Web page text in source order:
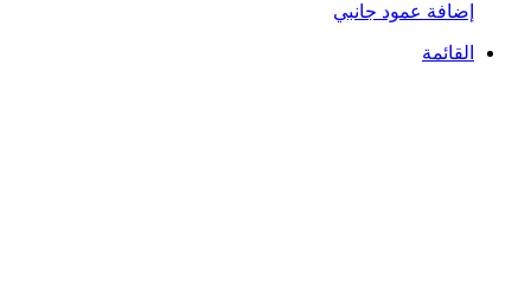
إضافة عمود جانبي
القائمة